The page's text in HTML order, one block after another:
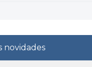
novidades